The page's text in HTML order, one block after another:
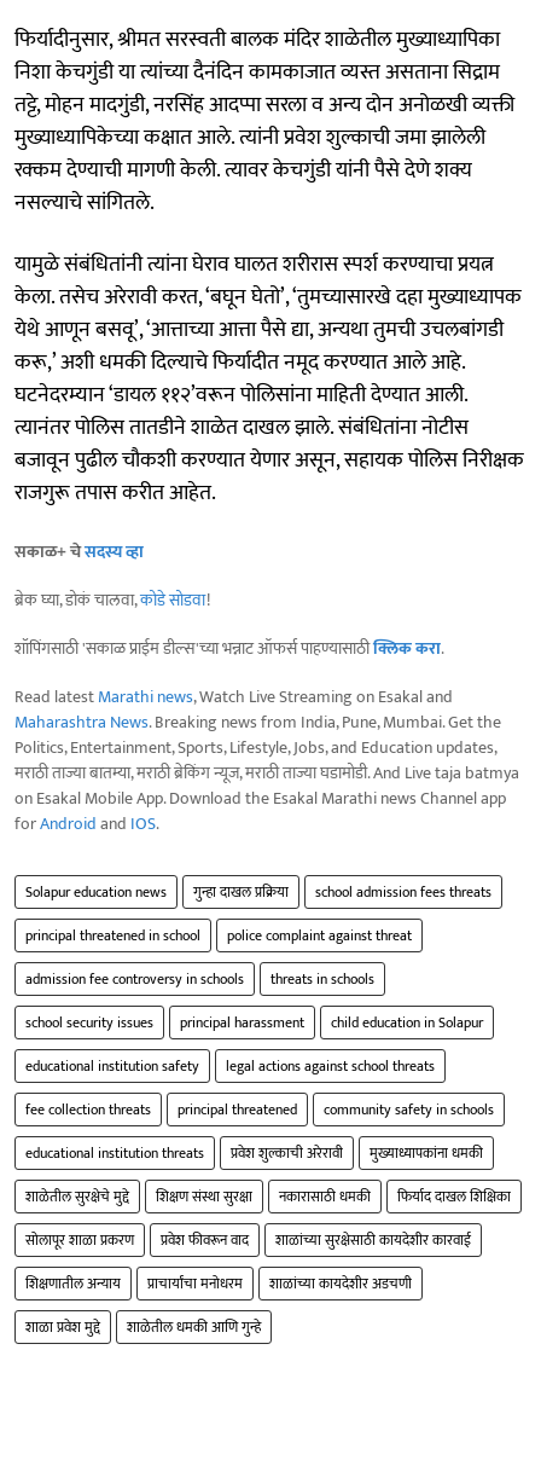
फिर्यादीनुसार, श्रीमत सरस्वती बालक मंदिर शाळेतील मुख्याध्यापिका
निशा केचगुंडी या त्यांच्या दैनंदिन कामकाजात व्यस्त असताना सिद्राम
तट्टे, मोहन मादगुंडी, नरसिंह आदप्पा सरला व अन्य दोन अनोळखी व्यक्ती
मुख्याध्यापिकेच्या कक्षात आले. त्यांनी प्रवेश शुल्काची जमा झालेली
रक्कम देण्याची मागणी केली. त्यावर केचगुंडी यांनी पैसे देणे शक्य
नसल्याचे सांगितले.
यामुळे संबंधितांनी त्यांना घेराव घालत शरीरास स्पर्श करण्याचा प्रयत्न
केला. तसेच अरेरावी करत, ‘बघून घेतो’, ‘तुमच्यासारखे दहा मुख्याध्यापक
येथे आणून बसवू’, ‘आत्ताच्या आत्ता पैसे द्या, अन्यथा तुमची उचलबांगडी
करू,’ अशी धमकी दिल्याचे फिर्यादीत नमूद करण्यात आले आहे.
घटनेदरम्यान ‘डायल ११२’वरून पोलिसांना माहिती देण्यात आली.
त्यानंतर पोलिस तातडीने शाळेत दाखल झाले. संबंधितांना नोटीस
बजावून पुढील चौकशी करण्यात येणार असून, सहायक पोलिस निरीक्षक
राजगुरू तपास करीत आहेत.
सकाळ+ चेसदस्य व्हा
ब्रेक घ्या, डोकं चालवा,कोडे सोडवा!
शॉपिंगसाठी 'सकाळ प्राईम डील्स'च्या भन्नाट ऑफर्स पाहण्यासाठीक्लिक करा.
Read latestMarathi news, Watch Live Streaming on Esakal and
Maharashtra News. Breaking news from India, Pune, Mumbai. Get the
Politics, Entertainment, Sports, Lifestyle, Jobs, and Education updates,
मराठी ताज्या बातम्या, मराठी ब्रेकिंग न्यूज, मराठी ताज्या घडामोडी. And Live taja batmya
on Esakal Mobile App. Download the Esakal Marathi news Channel app
forAndroidand IOS.
Solapur education news गुन्हा दाखल प्रक्रिया
school admission fees threats
principal threatened in school
police complaint against threat
admission fee controversy in schools
threats in schools
school security issues
principal harassment
child education in Solapur
educational institution safety
legal actions against school threats
fee collection threats
principal threatened
community safety in schools
educational institution threats
प्रवेश शुल्काची अरेरावी
मुख्याध्यापकांना धमकी
शाळेतील सुरक्षेचे मुद्दे
शिक्षण संस्था सुरक्षा नकारासाठी धमकी
फिर्याद दाखल शिक्षिका
सोलापूर शाळा प्रकरण
प्रवेश फीवरून वाद
शाळांच्या सुरक्षेसाठी कायदेशीर कारवाई
शिक्षणातील अन्याय
प्राचार्यांचा मनोधरम
शाळांच्या कायदेशीर अडचणी
शाळा प्रवेश मुद्दे
शाळेतील धमकी आणि गुन्हे